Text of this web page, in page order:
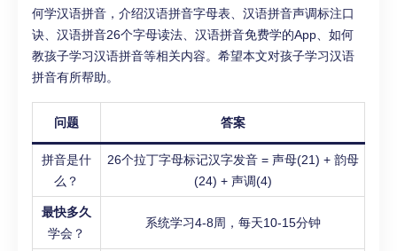
何学汉语拼音，介绍汉语拼音字母表、汉语拼音声调标注口
诀、汉语拼音26个字母读法、汉语拼音免费学的App、如何
教孩子学习汉语拼音等相关内容。希望本文对孩子学习汉语
拼音有所帮助。
问题 答案
拼音是什
么？
26个拉丁字母标记汉字发音 = 声母(21) + 韵母
(24) + 声调(4)
最快多久
学会？
系统学习4-8周，每天10-15分钟